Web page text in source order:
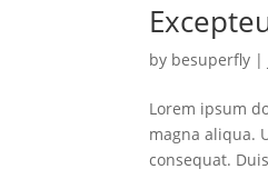
by besuperfly |
Lorem ipsum
magna aliqua.
consequat.